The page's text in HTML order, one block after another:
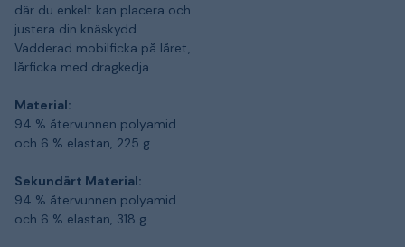
där du enkelt kan placera och
justera din knäskydd.
Vadderad mobilficka på låret,
lårficka med dragkedja.
Material:
94 % återvunnen polyamid
och 6 % elastan, 225 g.
Sekundärt Material:
94 % återvunnen polyamid
och 6 % elastan, 318 g.